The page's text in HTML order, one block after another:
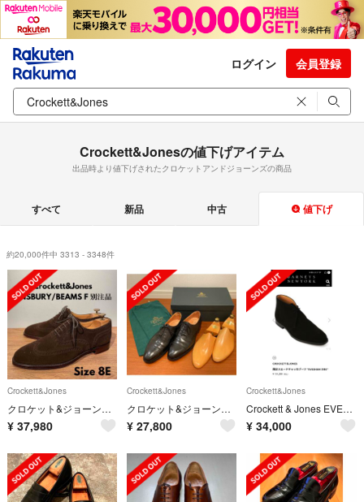
ログイン 会員登録
Crockett&Jonesの値下げアイテム
出品時より値下げされたクロケットアンドジョーンズの商品
すべて 新品 中古 値下げ
約20,000件中 3313 - 3348件
Crockett&Jones
クロケット&ジョーンズ FINSBURY フルブローグ 茶 8E BEAMS F
¥ 37,980
Crockett&Jones
クロケット&ジョーンズ WESTFIELD 7E 純正シューツリー付
¥ 27,800
Crockett&Jones
Crockett & Jones EVESHAM 黒 8E スエード
¥ 34,000